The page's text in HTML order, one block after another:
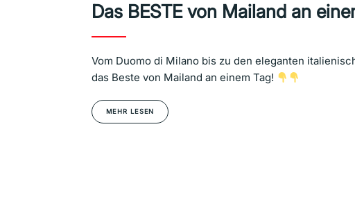
Das BESTE von Mailand an
Vom Duomo di Milano bis zu den eleganten
das Beste von Mailand an einem Tag!
MEHR LESEN